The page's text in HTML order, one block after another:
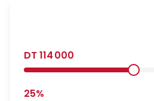
114 000
25%